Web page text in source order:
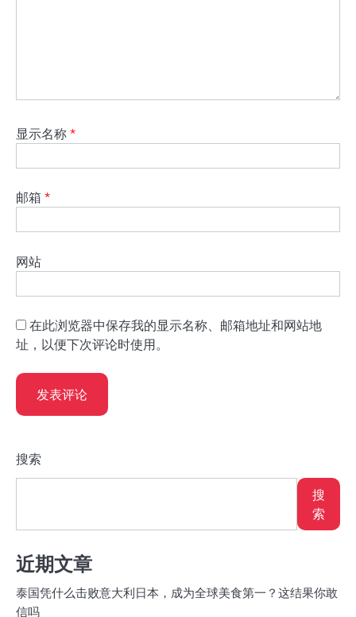
显示名称 *
邮箱 *
网站
在此浏览器中保存我的显示名称、邮箱地址和网站地
址，以便下次评论时使用。
搜索
搜
索
近期文章
泰国凭什么击败意大利日本，成为全球美食第一？这结果你敢
信吗